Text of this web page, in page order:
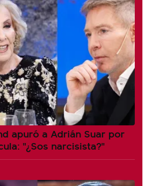
apuró a Adrián Suar por
"¿Sos narcisista?"